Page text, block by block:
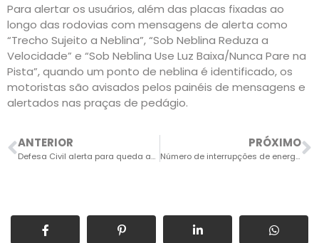
Para alertar os usuários, além das placas fixadas ao
longo das rodovias com mensagens de alerta como
“Trecho Sujeito a Neblina”, “Sob Neblina Reduza a
Velocidade” e “Sob Neblina Use Luz Baixa/Nunca Pare na
Pista”, quando um ponto de neblina é identificado, os
motoristas são avisados pelos painéis de mensagens e
alertados nas praças de pedágio.
ANTERIOR
Defesa Civil alerta para queda acentuada de temperatura
PRÓXIMO
Número de interrupções de energia por causa de pipas cresceu em 2025